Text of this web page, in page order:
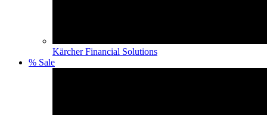
Kärcher Financial Solutions
% Sale